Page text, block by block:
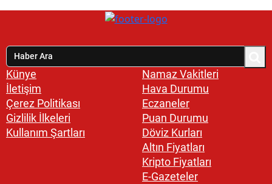
Künye
İletişim
Çerez Politikası
Gizlilik İlkeleri
Kullanım Şartları
Namaz Vakitleri
Hava Durumu
Eczaneler
Puan Durumu
Döviz Kurları
Altın Fiyatları
Kripto Fiyatları
E-Gazeteler